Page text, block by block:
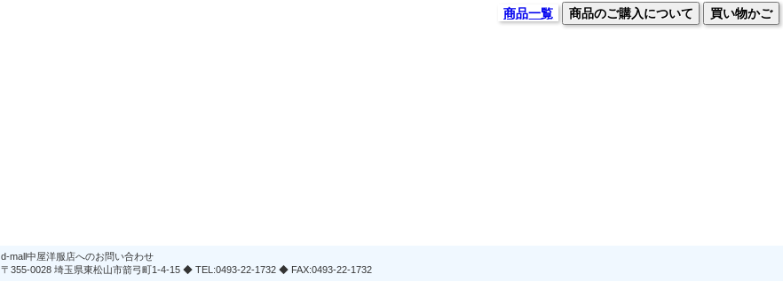
商品一覧 商品のご購入について 買い物かご
d-mall中屋洋服店へのお問い合わせ
〒355-0028 埼玉県東松山市箭弓町1-4-15 ◆ TEL:0493-22-1732 ◆ FAX:0493-22-1732